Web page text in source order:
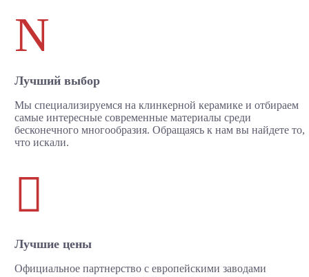
N
Лучший выбор
Мы специализируемся на клинкерной керамике и отбираем
самые интересные современные материалы среди
бесконечного многообразия. Обращаясь к нам вы найдете то,
что искали.

Лучшие цены
Официальное партнерство с европейскими заводами